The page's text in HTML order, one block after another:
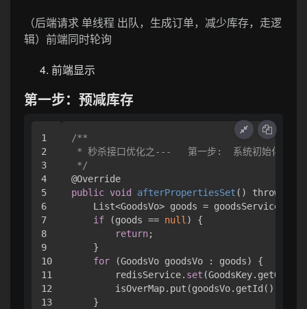
（后端请求 单线程 出队，生成订单，减少库存，走逻
辑）前端同时轮询
前端显示
第一步：预减库存
1
2
3
4
5
6
7
8
9
10
11
12
13
/**
* 秒杀接口优化之---   第一步:  系统初始化后就将
*/
public void afterPropertiesSet () throws
List<GoodsVo> goods =
if (goods == null ) {
return;
    }
for (GoodsVo goodsVo : goods) {
        redisService.
set
        isOverMap.put(goodsVo.getId(),
    }